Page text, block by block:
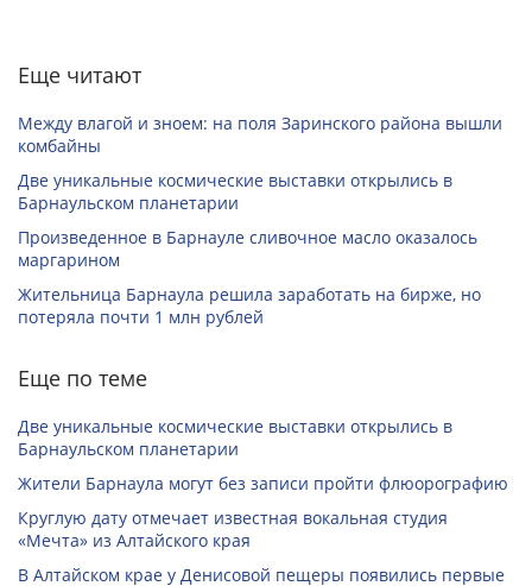
Еще читают
Между влагой и зноем: на поля Заринского района вышли
комбайны
Две уникальные космические выставки открылись в
Барнаульском планетарии
Произведенное в Барнауле сливочное масло оказалось
маргарином
Жительница Барнаула решила заработать на бирже, но
потеряла почти 1 млн рублей
Еще по теме
Две уникальные космические выставки открылись в
Барнаульском планетарии
Жители Барнаула могут без записи пройти флюорографию
Круглую дату отмечает известная вокальная студия
«Мечта» из Алтайского края
В Алтайском крае у Денисовой пещеры появились первые